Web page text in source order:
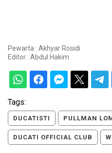
Pewarta : Akhyar Rosidi
Editor : Abdul Hakim
Tags:
DUCATISTI PULLMAN
DUCATI OFFICIAL CLUB